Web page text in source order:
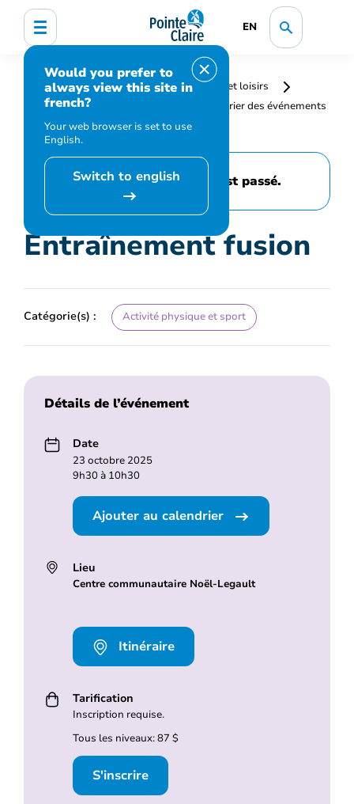
EN
Would you prefer to
always view this site in
french?
Your web browser is set to use
English.
Switch to english
Accueil
Bibliothèque, culture, sports et loisirs
Programmation et inscription
Calendrier des événements
et activités
Entraînement fusion
Cet événement est passé.
Entraînement fusion
Catégorie(s) : Activité physique et sport
Détails de l’événement
Date
23 octobre 2025
9h30 à 10h30
Ajouter au calendrier
Lieu
Centre communautaire Noël-Legault
Itinéraire
Tarification
Inscription requise.
Tous les niveaux: 87 $
S'inscrire